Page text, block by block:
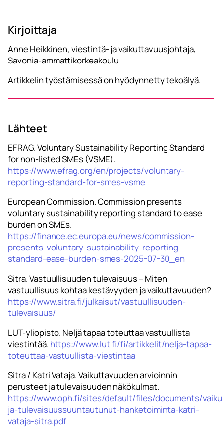
Kirjoittaja
Anne Heikkinen, viestintä- ja vaikuttavuusjohtaja,
Savonia-ammattikorkeakoulu
Artikkelin työstämisessä on hyödynnetty tekoälyä.
Lähteet
EFRAG. Voluntary Sustainability Reporting Standard
for non-listed SMEs (VSME).
https://www.efrag.org/en/projects/voluntary-
reporting-standard-for-smes-vsme
European Commission. Commission presents
voluntary sustainability reporting standard to ease
burden on SMEs.
https://finance.ec.europa.eu/news/commission-
presents-voluntary-sustainability-reporting-
standard-ease-burden-smes-2025-07-30_en
Sitra. Vastuullisuuden tulevaisuus – Miten
vastuullisuus kohtaa kestävyyden ja vaikuttavuuden?
https://www.sitra.fi/julkaisut/vastuullisuuden-
tulevaisuus/
LUT-yliopisto. Neljä tapaa toteuttaa vastuullista
viestintää. https://www.lut.fi/fi/artikkelit/nelja-tapaa-
toteuttaa-vastuullista-viestintaa
Sitra / Katri Vataja. Vaikuttavuuden arvioinnin
perusteet ja tulevaisuuden näkökulmat.
https://www.oph.fi/sites/default/files/documents/
ja-tulevaisuussuuntautunut-hanketoiminta-katri-
vataja-sitra.pdf